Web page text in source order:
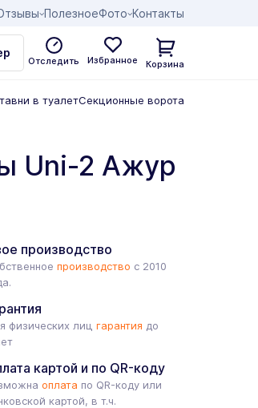
ПолезноеФото Контакты
Отследить Избранное Корзина
в туалетСекционные ворота
Uni-2 Ажур
производство
производство с 2010
физических лицгарантия до
картой и по QR-коду
оплата по QR-коду или
картой, в т.ч.